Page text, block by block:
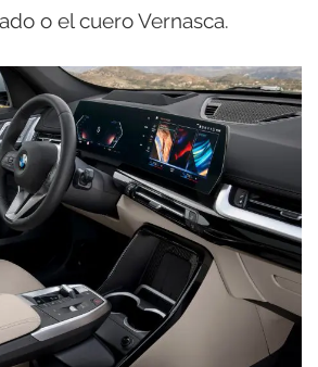
o el cuero Vernasca.